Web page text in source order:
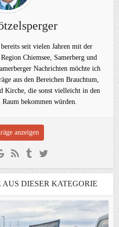
seit vielen Jahren mit der
Chiemsee, Samerberg und
Nachrichten möchte ich
aus den Bereichen Brauchtum,
Kirche, die sonst vielleicht in den
bekommen würden.
anzeigen
DIESER KATEGORIE